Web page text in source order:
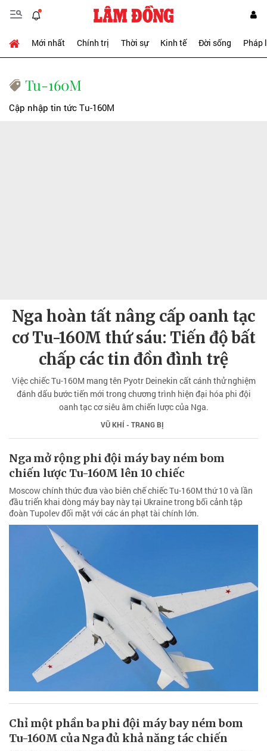
Mới nhất Chính trị Thời sự Kinh tế Đời sống Pháp
Tu-160M
Cập nhập tin tức Tu-160M
Nga hoàn tất nâng cấp oanh tạc
cơ Tu-160M thứ sáu: Tiến độ bất
chấp các tin đồn đình trệ
Việc chiếc Tu-160M mang tên Pyotr Deinekin cất cánh thử nghiệm
đánh dấu bước tiến mới trong chương trình hiện đại hóa phi đội
oanh tạc cơ siêu âm chiến lược của Nga.
VŨ KHÍ - TRANG BỊ
Nga mở rộng phi đội máy bay ném bom
chiến lược Tu-160M lên 10 chiếc
Moscow chính thức đưa vào biên chế chiếc Tu-160M thứ 10 và lần
đầu triển khai dòng máy bay này tại Ukraine trong bối cảnh tập
đoàn Tupolev đối mặt với các án phạt tài chính lớn.
Chỉ một phần ba phi đội máy bay ném bom
Tu-160M của Nga đủ khả năng tác chiến